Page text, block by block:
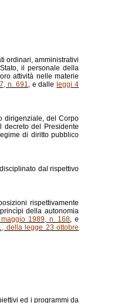
ordinari, amministrativi
il personale della
attività nelle materie
n. 691, e dalle leggi 4
dirigenziale, del Corpo
del Presidente
di diritto pubblico
dal rispettivo
rispettivamente
della autonomia
1989, n. 168, e
della legge 23 ottobre
ed i programmi da